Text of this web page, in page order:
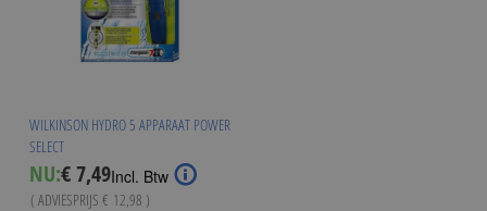
WILKINSON HYDRO 5 APPARAAT POWER
SELECT
NU:Special
Price
€ 7,49Incl. Btw
( ADVIESPRIJS € 12,98 )